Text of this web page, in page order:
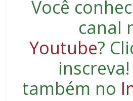
Você
canal
Youtube?
inscreva
também no